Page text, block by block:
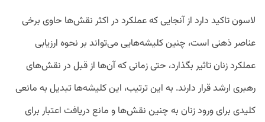
لاسون تاکید دارد از آنجایی که عملکرد در اکثر نقش‌ها حاوی برخی
عناصر ذهنی است، چنین کلیشه‌هایی می‌تواند بر نحوه ارزیابی
عملکرد زنان تاثیر بگذارد، حتی زمانی که آن‌ها از قبل در نقش‌های
رهبری ارشد قرار دارند. به این ترتیب، این کلیشه‌ها تبدیل به مانعی
کلیدی برای ورود زنان به چنین نقش‌ها و مانع دریافت اعتبار برای